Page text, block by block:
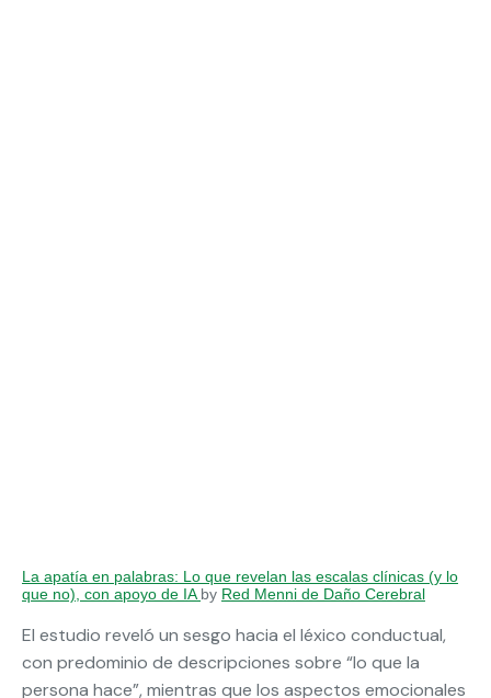
La apatía en palabras: Lo que revelan las escalas clínicas (y lo
que no), con apoyo de IA by Red Menni de Daño Cerebral
El estudio reveló un sesgo hacia el léxico conductual,
con predominio de descripciones sobre “lo que la
persona hace”, mientras que los aspectos emocionales